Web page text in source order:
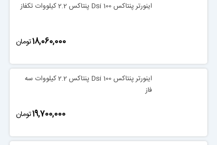
اینورتر پنتاکس Dsi 100 پنتاکس 2.2 کیلووات تکفاز
‎18,060,000تومان
اینورتر پنتاکس Dsi 100 پنتاکس 2.2 کیلووات سه
فاز
‎19,700,000تومان